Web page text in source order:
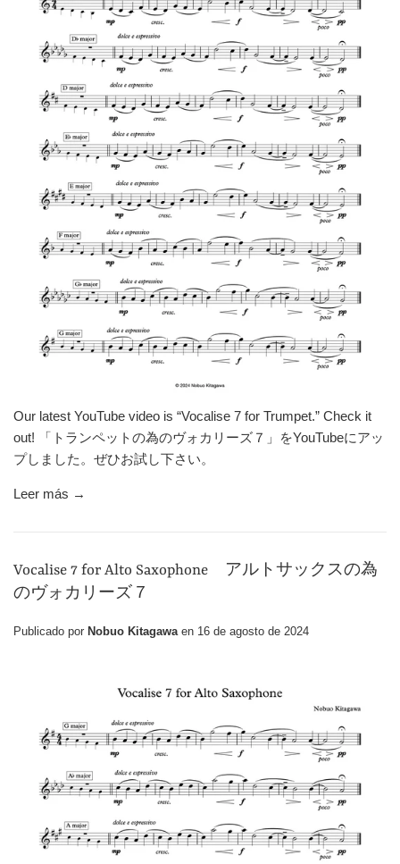
Our latest YouTube video is “Vocalise 7 for Trumpet.” Check it
out! 「トランペットの為のヴォカリーズ７」をYouTubeにアッ
プしました。ぜひお試し下さい。
Leer más →
Vocalise 7 for Alto Saxophone アルトサックスの為
のヴォカリーズ７
Publicado por Nobuo Kitagawaen 16 de agosto de 2024